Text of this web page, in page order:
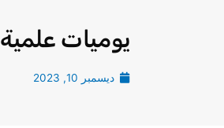
يوميات علمية 36
ديسمبر 10, 2023